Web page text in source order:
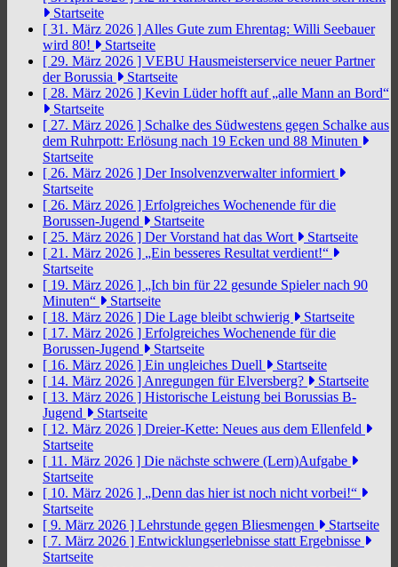
Startseite
[ 31. März 2026 ] Alles Gute zum Ehrentag: Willi Seebauer
wird 80!
Startseite
[ 29. März 2026 ] VEBU Hausmeisterservice neuer Partner
der Borussia
Startseite
[ 28. März 2026 ] Kevin Lüder hofft auf „alle Mann an Bord“
Startseite
[ 27. März 2026 ] Schalke des Südwestens gegen Schalke aus
dem Ruhrpott: Erlösung nach 19 Ecken und 88 Minuten
Startseite
[ 26. März 2026 ] Der Insolvenzverwalter informiert
Startseite
[ 26. März 2026 ] Erfolgreiches Wochenende für die
Borussen-Jugend
Startseite
[ 25. März 2026 ] Der Vorstand hat das Wort
Startseite
[ 21. März 2026 ] „Ein besseres Resultat verdient!“
Startseite
[ 19. März 2026 ] „Ich bin für 22 gesunde Spieler nach 90
Minuten“
Startseite
[ 18. März 2026 ] Die Lage bleibt schwierig
Startseite
[ 17. März 2026 ] Erfolgreiches Wochenende für die
Borussen-Jugend
Startseite
[ 16. März 2026 ] Ein ungleiches Duell
Startseite
[ 14. März 2026 ] Anregungen für Elversberg?
Startseite
[ 13. März 2026 ] Historische Leistung bei Borussias B-
Jugend
Startseite
[ 12. März 2026 ] Dreier-Kette: Neues aus dem Ellenfeld
Startseite
[ 11. März 2026 ] Die nächste schwere (Lern)Aufgabe
Startseite
[ 10. März 2026 ] „Denn das hier ist noch nicht vorbei!“
Startseite
[ 9. März 2026 ] Lehrstunde gegen Bliesmengen
Startseite
[ 7. März 2026 ] Entwicklungserlebnisse statt Ergebnisse
Startseite